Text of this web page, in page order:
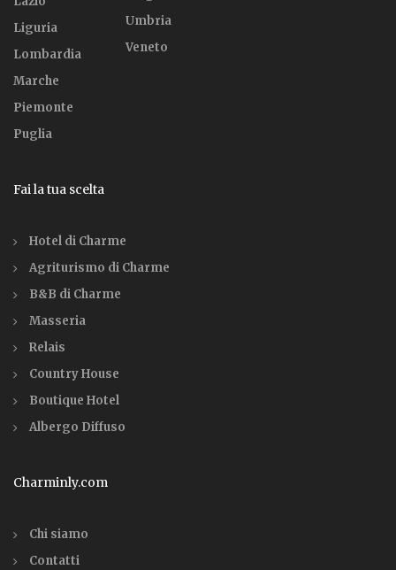
Liguria
Lombardia
Marche
Piemonte
Puglia
Umbria
Veneto
Fai la tua scelta
Hotel di Charme
Agriturismo di Charme
B&B di Charme
Masseria
Relais
Country House
Boutique Hotel
Albergo Diffuso
Charminly.com
Chi siamo
Contatti